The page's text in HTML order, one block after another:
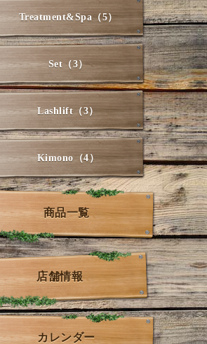
Treatment&Spa（5）
Set（3）
Lashlift（3）
Kimono（4）
商品一覧
店舗情報
カレンダー